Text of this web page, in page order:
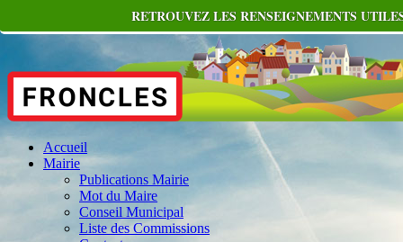
Accueil
Mairie
Publications Mairie
Mot du Maire
Conseil Municipal
Liste des Commissions
RETROUVEZ LES RENSEIGNEMENTS